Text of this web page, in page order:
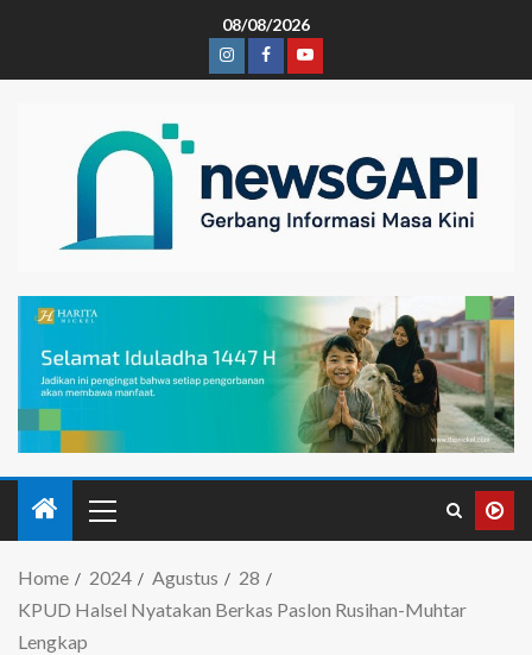
08/08/2026
Home 2024 Agustus
28
KPUD Halsel Nyatakan Berkas Paslon Rusihan-Muhtar
Lengkap